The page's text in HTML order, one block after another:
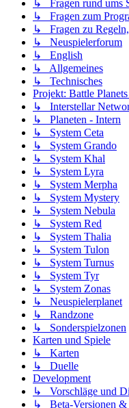
↳ Fragen rund ums
↳ Fragen zum
↳ Fragen zu
↳ Neuspielerforum
↳ English
↳ Allgemeines
↳ Technisches
Projekt: Battle
↳ Interstellar
↳ Planeten - Intern
↳ System Ceta
↳ System Grando
↳ System Khal
↳ System Lyra
↳ System Merpha
↳ System Mystery
↳ System Nebula
↳ System Red
↳ System Thalia
↳ System Tulon
↳ System Turnus
↳ System Tyr
↳ System Zonas
↳ Neuspielerplanet
↳ Randzone
↳ Sonderspielzonen
Karten und Spiele
↳ Karten
↳ Duelle
Development
↳ Vorschläge und
↳ Beta-Versionen &